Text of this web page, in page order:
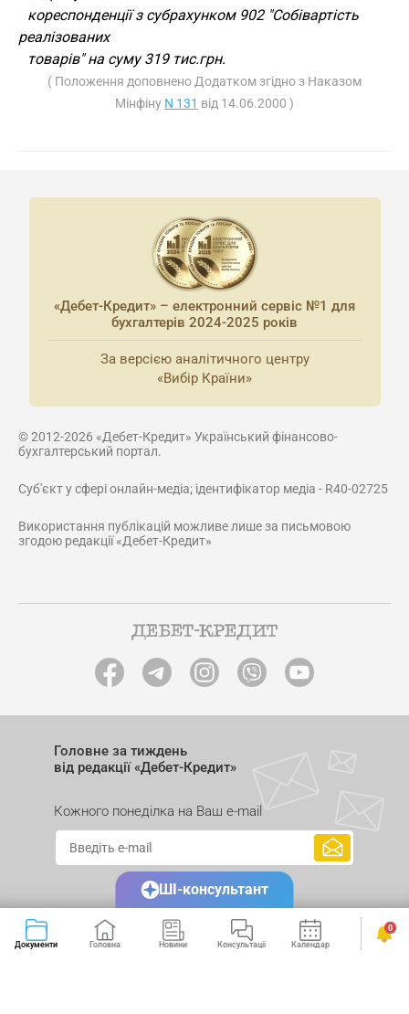
кореспонденції з субрахунком 902 "Собівартість
реалізованих
товарів" на суму 319 тис.грн.
( Положення доповнено Додатком згідно з Наказом
Мінфіну N 131 від 14.06.2000 )
«Дебет-Кредит» – електронний сервіс №1 для
бухгалтерів 2024-2025 років
За версією аналітичного центру
«Вибір Країни»
© 2012-2026 «Дебет-Кредит» Український фінансово-
бухгалтерський портал.
Суб'єкт у сфері онлайн-медіа; ідентифікатор медіа - R40-02725
Використання публікацій можливе лише за письмовою
згодою редакції «Дебет-Кредит»
Головне за тиждень
від редакції «Дебет-Кредит»
Кожного понеділка на Ваш e-mail
Документи Головна Новини Консультації Календар Сервіси
0
ШІ-консультант